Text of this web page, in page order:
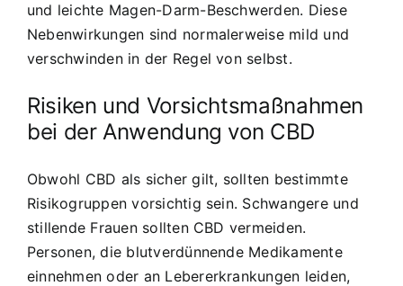
und leichte Magen-Darm-Beschwerden. Diese
Nebenwirkungen sind normalerweise mild und
verschwinden in der Regel von selbst.
Risiken und Vorsichtsmaßnahmen
bei der Anwendung von CBD
Obwohl CBD als sicher gilt, sollten bestimmte
Risikogruppen vorsichtig sein. Schwangere und
stillende Frauen sollten CBD vermeiden.
Personen, die blutverdünnende Medikamente
einnehmen oder an Lebererkrankungen leiden,